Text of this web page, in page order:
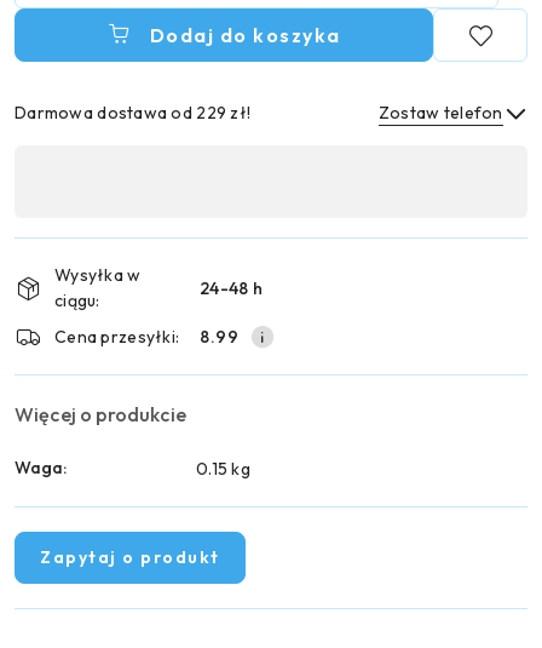
Dodaj do koszyka
Darmowa dostawa od 229 zł! Zostaw telefon
płatność
dostawa
Wysyłka w
ciągu:
24-48 h
Cena przesyłki: 8.99
Więcej o produkcie
Waga: 0.15 kg
Zapytaj o produkt